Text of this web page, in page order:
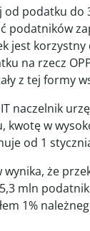
od podatku
podatników
jest
na rzecz
z tej formy
naczelnik
kwotę w
od 1
że
mln
1%